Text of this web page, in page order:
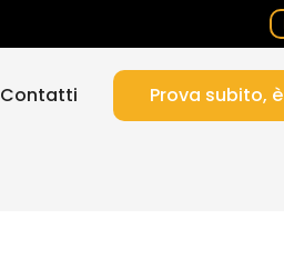
Contatti Prova subito,